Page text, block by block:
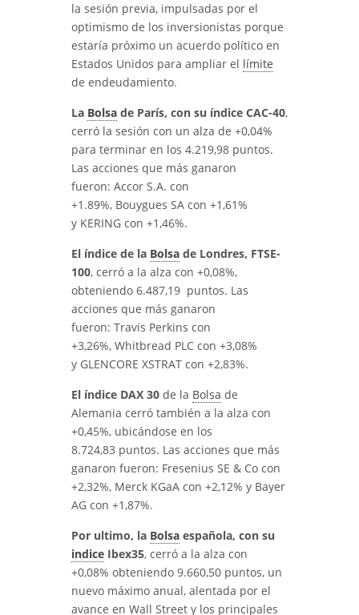
la sesión previa, impulsadas por el
optimismo de los inversionistas porque
estaría próximo un acuerdo político en
Estados Unidos para ampliar el límite
de endeudamiento.
La Bolsa de París, con su índice CAC-40,
cerró la sesión con un alza de +0,04%
para terminar en los 4.219,98 puntos.
Las acciones que más ganaron
fueron: Accor S.A. con
+1.89%, Bouygues SA con +1,61%
y KERING con +1,46%.
El índice de la Bolsa de Londres, FTSE-
100, cerró a la alza con +0,08%,
obteniendo 6.487,19 puntos. Las
acciones que más ganaron
fueron: Travis Perkins con
+3,26%, Whitbread PLC con +3,08%
y GLENCORE XSTRAT con +2,83%.
El índice DAX 30 de la Bolsa de
Alemania cerró también a la alza con
+0,45%, ubicándose en los
8.724,83 puntos. Las acciones que más
ganaron fueron: Fresenius SE & Co con
+2,32%, Merck KGaA con +2,12% y Bayer
AG con +1,87%.
Por ultimo, la Bolsa española, con su
indice Ibex35, cerró a la alza con
+0,08% obteniendo 9.660,50 puntos, un
nuevo máximo anual, alentada por el
avance en Wall Street y los principales